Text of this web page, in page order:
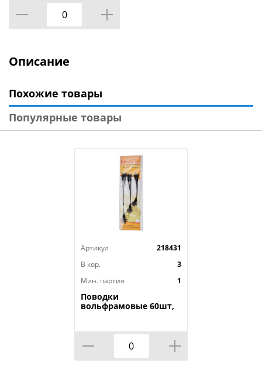
Описание
Похожие товары
Популярные товары
Артикул
218431
В кор.
3
Мин. партия
1
Поводки
вольфрамовые 60шт,